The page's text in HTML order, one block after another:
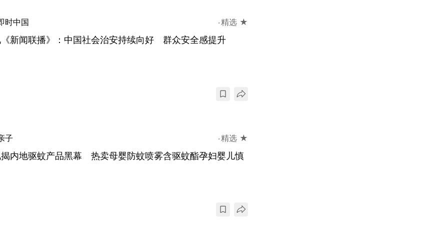
时中国 精选 ★
新闻联播》：中国社会治安持续向好 群众安全感提升
子 精选 ★
内地驱蚊产品黑幕 热卖母婴防蚊喷雾含驱蚊酯孕妇婴儿慎